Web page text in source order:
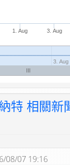
1. Aug 3. Aug
3. Aug
特 相關新
08/07 19:16